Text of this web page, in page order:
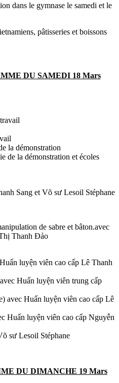
dans le gymnase le samedi et le
pâtisseries et boissons
DU SAMEDI 18 Mars
la démonstration
de la démonstration et écoles
Sang et Võ sư Lesoil Stéphane
de sabre et bâton.avec
Thanh Đảo
luyện viên cao cấp Lê Thanh
Huấn luyện viên trung cấp
avec Huấn luyện viên cao cấp Lê
Huấn luyện viên cao cấp Nguyễn
sư Lesoil Stéphane
DU DIMANCHE 19 Mars